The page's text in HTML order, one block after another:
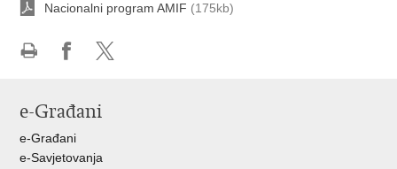
Nacionalni program AMIF (175kb)
Facebooku
X-
e-Građani
e-Građani
e-Savjetovanja